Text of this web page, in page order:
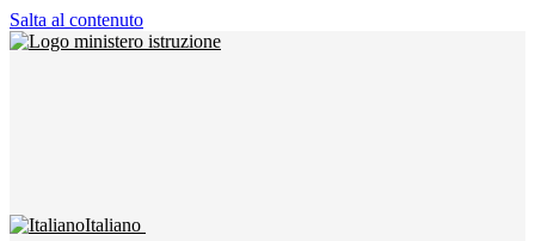
Salta al contenuto
Italiano